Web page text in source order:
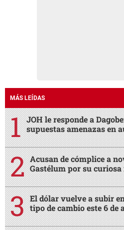
MÁS LEÍDAS
JOH le responde a
supuestas amenazas en
Acusan de cómplice a
Gastélum por su
El dólar vuelve a subir
tipo de cambio este 6 de